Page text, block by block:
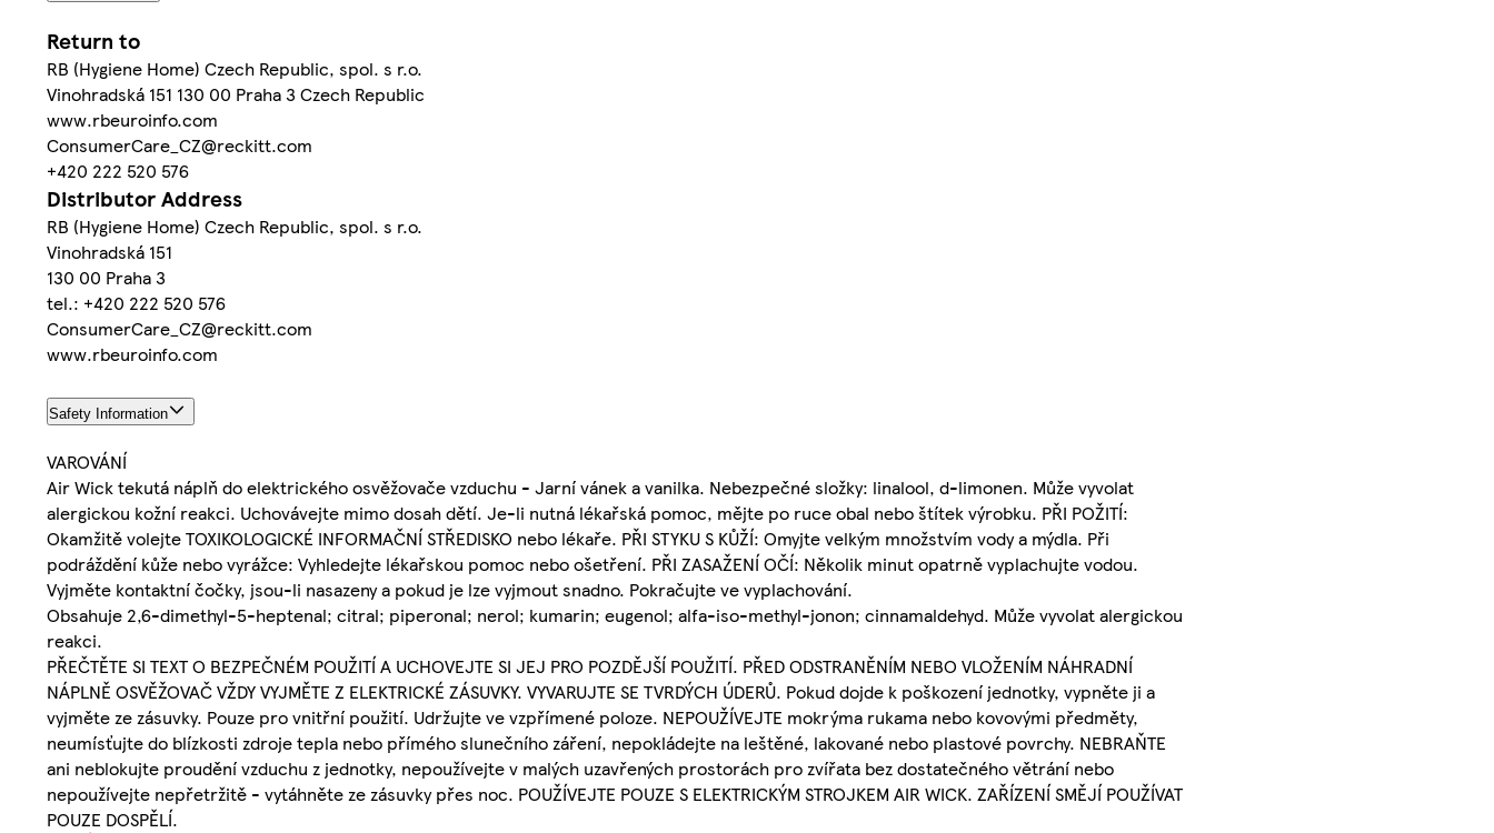
Return to
RB (Hygiene Home) Czech Republic, spol. s r.o.
Vinohradská 151 130 00 Praha 3 Czech Republic
www.rbeuroinfo.com
ConsumerCare_CZ@reckitt.com
+420 222 520 576
Distributor Address
RB (Hygiene Home) Czech Republic, spol. s r.o.
Vinohradská 151
130 00 Praha 3
tel.: +420 222 520 576
ConsumerCare_CZ@reckitt.com
www.rbeuroinfo.com
Safety Information
VAROVÁNÍ
Air Wick tekutá náplň do elektrického osvěžovače vzduchu - Jarní vánek a vanilka. Nebezpečné složky: linalool, d-limonen. Může vyvolat
alergickou kožní reakci. Uchovávejte mimo dosah dětí. Je-li nutná lékařská pomoc, mějte po ruce obal nebo štítek výrobku. PŘI POŽITÍ:
Okamžitě volejte TOXIKOLOGICKÉ INFORMAČNÍ STŘEDISKO nebo lékaře. PŘI STYKU S KŮŽÍ: Omyjte velkým množstvím vody a mýdla. Při
podráždění kůže nebo vyrážce: Vyhledejte lékařskou pomoc nebo ošetření. PŘI ZASAŽENÍ OČÍ: Několik minut opatrně vyplachujte vodou.
Vyjměte kontaktní čočky, jsou-li nasazeny a pokud je lze vyjmout snadno. Pokračujte ve vyplachování.
Obsahuje 2,6-dimethyl-5-heptenal; citral; piperonal; nerol; kumarin; eugenol; alfa-iso-methyl-jonon; cinnamaldehyd. Může vyvolat alergickou
reakci.
PŘEČTĚTE SI TEXT O BEZPEČNÉM POUŽITÍ A UCHOVEJTE SI JEJ PRO POZDĚJŠÍ POUŽITÍ. PŘED ODSTRANĚNÍM NEBO VLOŽENÍM NÁHRADNÍ
NÁPLNĚ OSVĚŽOVAČ VŽDY VYJMĚTE Z ELEKTRICKÉ ZÁSUVKY. VYVARUJTE SE TVRDÝCH ÚDERŮ. Pokud dojde k poškození jednotky, vypněte ji a
vyjměte ze zásuvky. Pouze pro vnitřní použití. Udržujte ve vzpřímené poloze. NEPOUŽÍVEJTE mokrýma rukama nebo kovovými předměty,
neumísťujte do blízkosti zdroje tepla nebo přímého slunečního záření, nepokládejte na leštěné, lakované nebo plastové povrchy. NEBRAŇTE
ani neblokujte proudění vzduchu z jednotky, nepoužívejte v malých uzavřených prostorách pro zvířata bez dostatečného větrání nebo
nepoužívejte nepřetržitě - vytáhněte ze zásuvky přes noc. POUŽÍVEJTE POUZE S ELEKTRICKÝM STROJKEM AIR WICK. ZAŘÍZENÍ SMĚJÍ POUŽÍVAT
POUZE DOSPĚLÍ.